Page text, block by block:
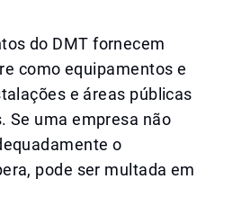
do DMT fornecem
como equipamentos e
e áreas públicas
Se uma empresa não
o
pode ser multada em